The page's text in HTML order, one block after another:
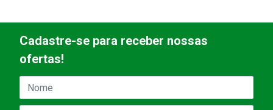
Cadastre-se para receber nossas
ofertas!